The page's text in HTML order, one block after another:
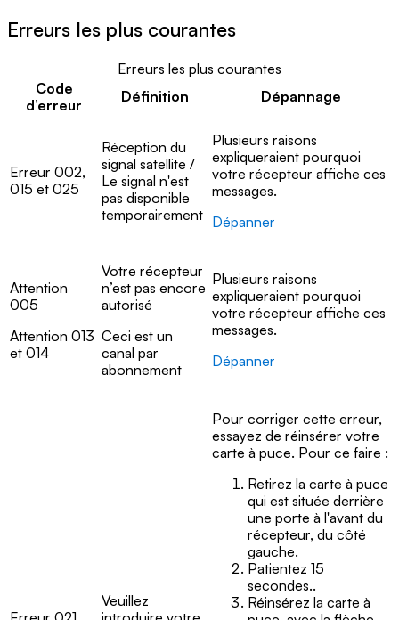
Erreurs les plus courantes
Erreurs les plus courantes
Code
d’erreur
Définition Dépannage
Erreur 002,
015 et 025
Réception du
signal satellite /
Le signal n'est
pas disponible
temporairement
Plusieurs raisons
expliqueraient pourquoi
votre récepteur affiche ces
messages.
Dépanner
Attention
005
Attention 013
et 014
Votre récepteur
n’est pas encore
autorisé
Ceci est un
canal par
abonnement
Plusieurs raisons
expliqueraient pourquoi
votre récepteur affiche ces
messages.
Dépanner
Veuillez
Pour corriger cette erreur,
essayez de réinsérer votre
carte à puce. Pour ce faire :
Retirez la carte à puce
qui est située derrière
une porte à l'avant du
récepteur, du côté
gauche.
Patientez 15
secondes..
Réinsérez la carte à